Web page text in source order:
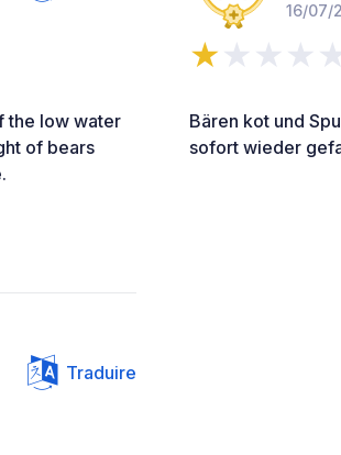
the low water
of bears
16/07/
Bären kot und
sofort wieder
Traduire